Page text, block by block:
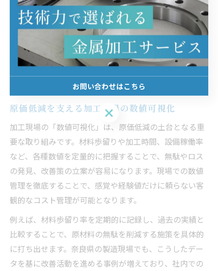
然コストも変動します。賃率が高い場合には自社ででき
る作業を外部委託するよりも、内製化を検討するなどの
判断材料にもなります。購買担当者がこれらの数値を理
解し、社内で共有できれば、サプライヤーとの価格交渉
時に自信を持って臨むことができ、評価向上にも直結し
ます。
原価低減を支える加工現場の数値可視化
加工現場の「数値可視化」は、原価低減の土台となる重
要な取り組みです。材料歩留りや加工時間、設備稼働率
など、各種数値を定量的に把握することで、無駄やロス
の発見、改善策の立案が容易になります。現場での数値
管理を徹底することで、感覚や経験値だけに頼らない客
観的なコスト管理が可能となります。
例えば、材料歩留り率を定期的に記録し、過去の実績と
比較することで、原材料の無駄を削減する施策を具体的
に打ち出せます。奈良県の製造現場でも、こうしたデー
タを基に改善活動を進める事例が増えており、社内での
お問い合わせはこちら
お問い合わせはこちら